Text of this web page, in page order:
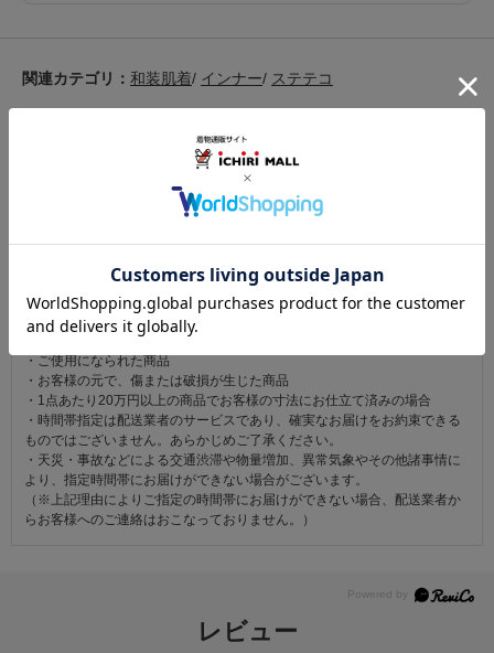
関連カテゴリ： 和装肌着/ インナー/ ステテコ
この商品を見た人は
こちらの商品も見ています
お仕立て後、お客様の手元に届いてから30日以内であれば返品可能です。
返品にかかる送料は無料です。
ただし次に該当するものは返品をお受けできません。
・商品到着後31日以上経過した商品
・ご使用になられた商品
・お客様の元で、傷または破損が生じた商品
・1点あたり20万円以上の商品でお客様の寸法にお仕立て済みの場合
・時間帯指定は配送業者のサービスであり、確実なお届けをお約束できる
ものではございません。あらかじめご了承ください。
・天災・事故などによる交通渋滞や物量増加、異常気象やその他諸事情に
より、指定時間帯にお届けができない場合がございます。
（※上記理由によりご指定の時間帯にお届けができない場合、配送業者か
らお客様へのご連絡はおこなっておりません。）
レビュー